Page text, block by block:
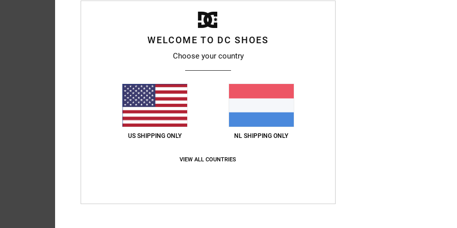
WELCOME TO DC SHOES
Choose your country
US SHIPPING ONLY NL SHIPPING ONLY
VIEW ALL COUNTRIES